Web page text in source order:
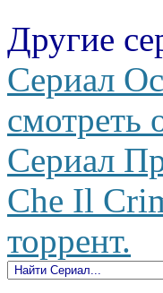
Другие
Сериал
смотреть
Сериал
Che Il
торрент.